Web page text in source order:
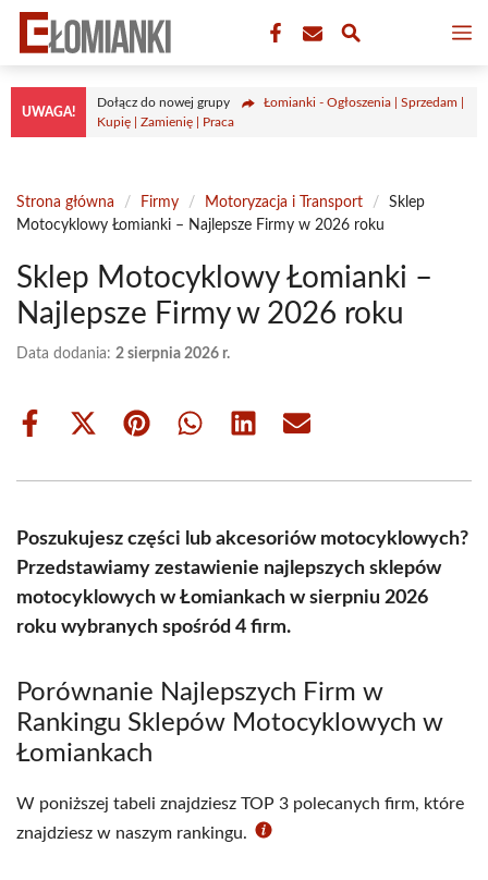
Przejdź
treści
UWAGA!
Dołącz do nowej grupy
Łomianki - Ogłoszenia | Sprzedam |
Kupię | Zamienię | Praca
Strona główna / Firmy / Motoryzacja i Transport /
Sklep
Motocyklowy Łomianki – Najlepsze Firmy w 2026 roku
Sklep Motocyklowy Łomianki –
Najlepsze Firmy w 2026 roku
Data dodania: 2 sierpnia 2026 r.
Share
Share
(Twitter)
Share Share Share Share
Poszukujesz części lub akcesoriów motocyklowych?
Przedstawiamy zestawienie najlepszych sklepów
motocyklowych w Łomiankach w sierpniu 2026
roku wybranych spośród 4 firm.
Porównanie Najlepszych Firm w
Rankingu Sklepów Motocyklowych w
Łomiankach
W poniższej tabeli znajdziesz TOP 3 polecanych firm, które
znajdziesz w naszym rankingu.